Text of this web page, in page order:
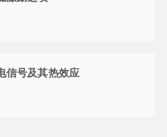
信号及其热效应